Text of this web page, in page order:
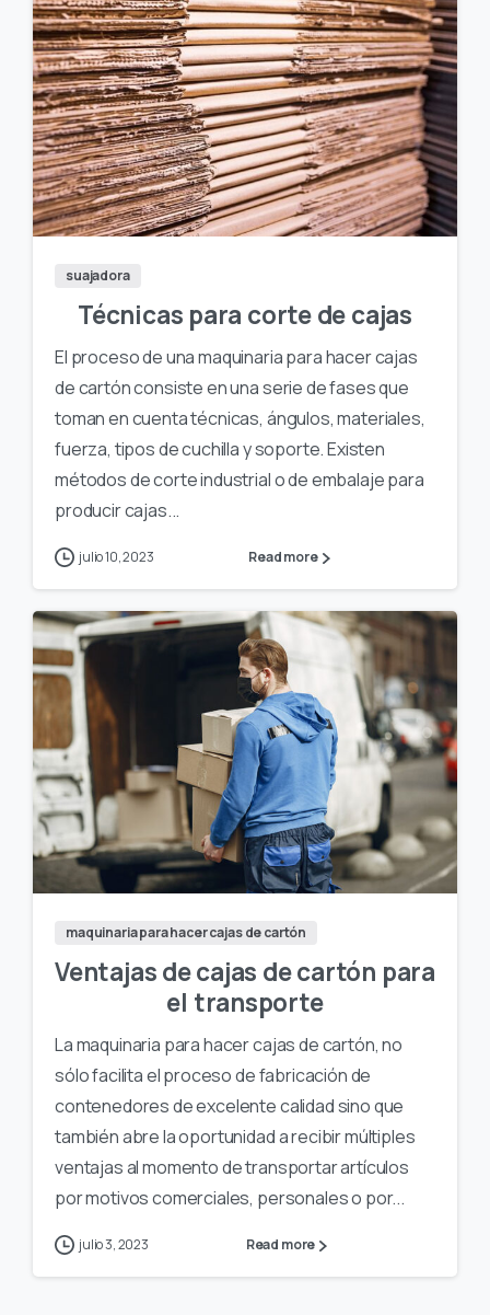
suajadora
Técnicas para corte de cajas
El proceso de una maquinaria para hacer cajas
de cartón consiste en una serie de fases que
toman en cuenta técnicas, ángulos, materiales,
fuerza, tipos de cuchilla y soporte. Existen
métodos de corte industrial o de embalaje para
producir cajas...
julio 10, 2023 Read more
maquinaria para hacer cajas de cartón
Ventajas de cajas de cartón para
el transporte
La maquinaria para hacer cajas de cartón, no
sólo facilita el proceso de fabricación de
contenedores de excelente calidad sino que
también abre la oportunidad a recibir múltiples
ventajas al momento de transportar artículos
por motivos comerciales, personales o por...
julio 3, 2023 Read more